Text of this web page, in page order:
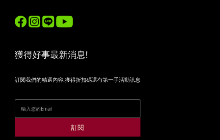
獲得好事最新消息!
訂閱我們的精選內容,獲得折扣碼還有第一手活動訊息
訂閱